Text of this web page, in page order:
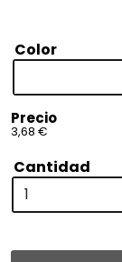
Color
Precio
3,68 €
Cantidad